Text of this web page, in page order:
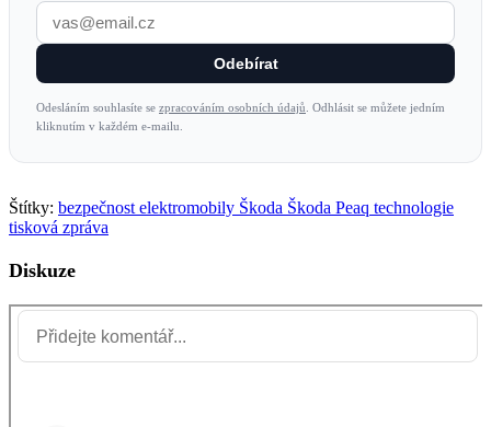
Odebírat
Odesláním souhlasíte se zpracováním osobních údajů . Odhlásit se můžete jedním
kliknutím v každém e-mailu.
Štítky: bezpečnost elektromobily Škoda Škoda Peaq technologie
tisková zpráva
Diskuze